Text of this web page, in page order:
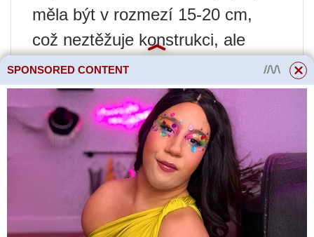
měla být v rozmezí 15-20 cm,
což neztěžuje konstrukci, ale
zabraňuje pádu dítěte z druhého
patra. Doporučuje se také
udržovat výšku zábradlí na 90-
110 cm, protože to je
nejoptimálnější hodnota, kterou
bude průměrná osoba pohodlně
podporovat.
SPONSORED CONTENT